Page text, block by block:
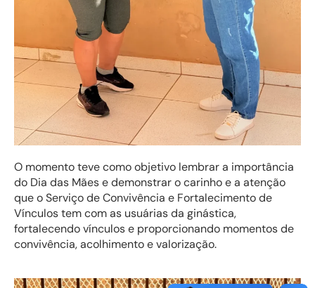
O momento teve como objetivo lembrar a importância
do Dia das Mães e demonstrar o carinho e a atenção
que o Serviço de Convivência e Fortalecimento de
Vínculos tem com as usuárias da ginástica,
fortalecendo vínculos e proporcionando momentos de
convivência, acolhimento e valorização.